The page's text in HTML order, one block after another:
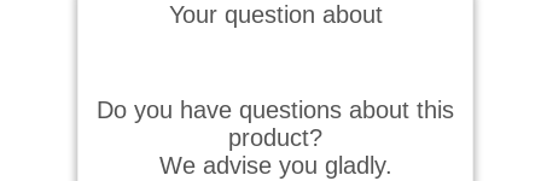
Macht genau was er soll.
Einmal kurz spruehen
abwischen und das Glas ist
perfekt sauber.
Your question about
Do you have questions about this
product?
We advise you gladly.